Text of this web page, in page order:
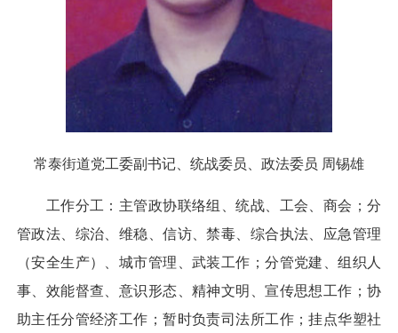
常泰街道党工委副书记、统战委员、政法委员 周锡雄
工作分工：主管政协联络组、统战、工会、商会；分
管政法、综治、维稳、信访、禁毒、综合执法、应急管理
（安全生产）、城市管理、武装工作；分管党建、组织人
事、效能督查、意识形态、精神文明、宣传思想工作；协
助主任分管经济工作；暂时负责司法所工作；挂点华塑社